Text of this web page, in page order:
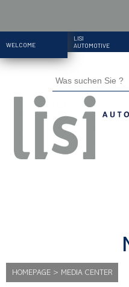
WELCOME
LISI
AUTOMOTIVE
HOMEPAGE > MEDIA CENTER